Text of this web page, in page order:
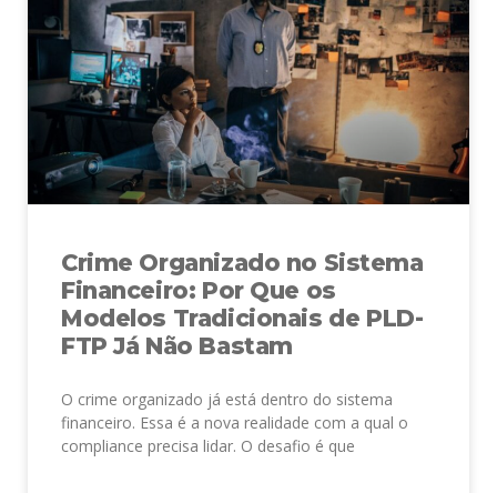
Crime Organizado no Sistema
Financeiro: Por Que os
Modelos Tradicionais de PLD-
FTP Já Não Bastam
O crime organizado já está dentro do sistema
financeiro. Essa é a nova realidade com a qual o
compliance precisa lidar. O desafio é que